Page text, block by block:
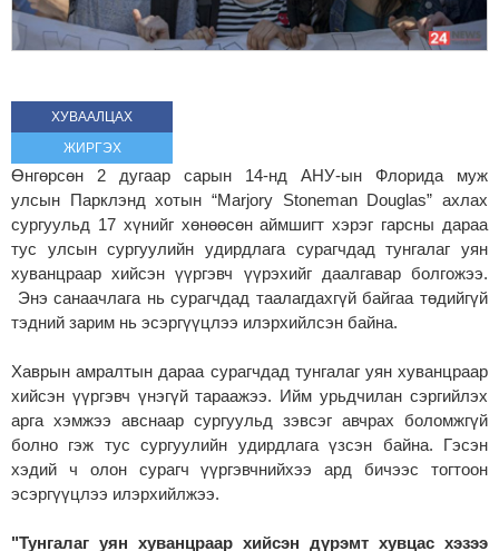
ХУВААЛЦАХ
ЖИРГЭХ
Өнгөрсөн 2 дугаар сарын 14-нд АНУ-ын Флорида муж
улсын Парклэнд хотын “Marjory Stoneman Douglas” ахлах
сургуульд 17 хүнийг хөнөөсөн аймшигт хэрэг гарсны дараа
тус улсын сургуулийн удирдлага сурагчдад тунгалаг уян
хуванцраар хийсэн үүргэвч үүрэхийг даалгавар болгожээ.
Энэ санаачлага нь сурагчдад таалагдахгүй байгаа төдийгүй
тэдний зарим нь эсэргүүцлээ илэрхийлсэн байна.
Хаврын амралтын дараа сурагчдад тунгалаг уян хуванцраар
хийсэн үүргэвч үнэгүй тараажээ. Ийм урьдчилан сэргийлэх
арга хэмжээ авснаар сургуульд зэвсэг авчрах боломжгүй
болно гэж тус сургуулийн удирдлага үзсэн байна. Гэсэн
хэдий ч олон сурагч үүргэвчнийхээ ард бичээс тогтоон
эсэргүүцлээ илэрхийлжээ.
"Тунгалаг уян хуванцраар хийсэн дүрэмт хувцас хэзээ